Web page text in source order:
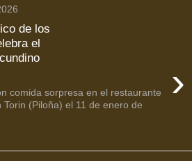
de los
el
›
comida sorpresa en el restaurante
Torin (Piloña) el 11 de enero de